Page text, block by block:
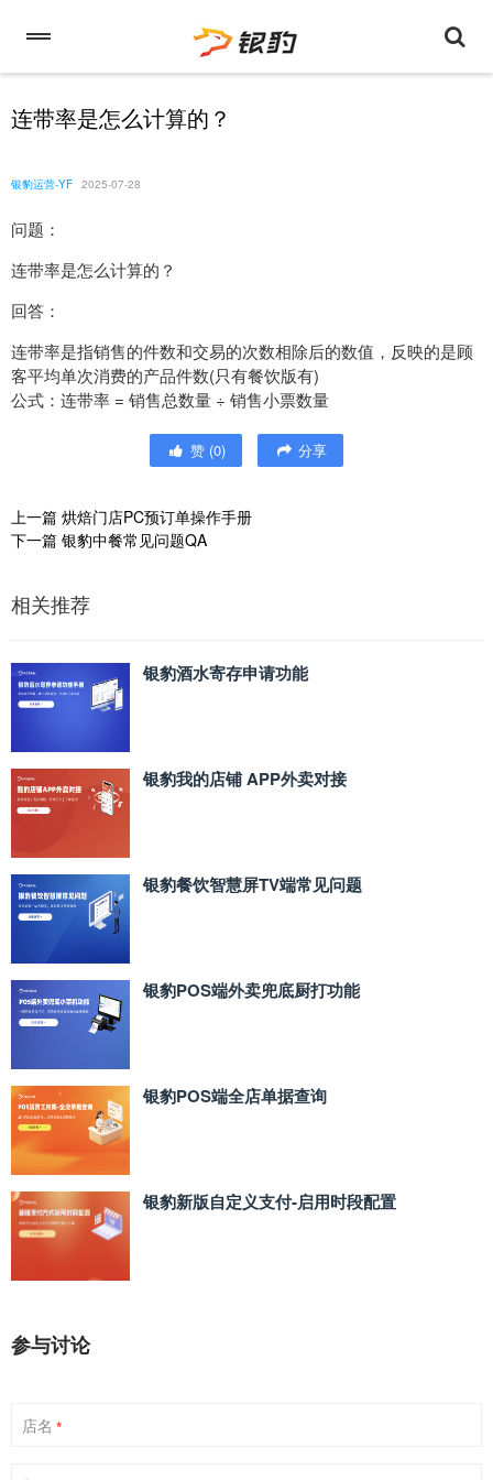
连带率是怎么计算的？
银豹运营-YF 2025-07-28
问题：
连带率是怎么计算的？
回答：
连带率是指销售的件数和交易的次数相除后的数值，反映的是顾
客平均单次消费的产品件数(只有餐饮版有)
公式：连带率 = 销售总数量 ÷ 销售小票数量
赞 (0) 分享
上一篇 烘焙门店PC预订单操作手册
下一篇 银豹中餐常见问题QA
相关推荐
银豹酒水寄存申请功能
银豹我的店铺 APP外卖对接
银豹餐饮智慧屏TV端常见问题
银豹POS端外卖兜底厨打功能
银豹POS端全店单据查询
银豹新版自定义支付‑启用时段配置
参与讨论
店名 *